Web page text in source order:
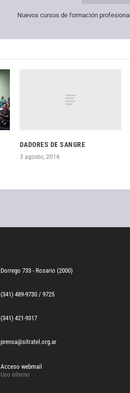
Nuevos cursos de formación profesional
DADORES DE SANGRE
3 agosto, 2016
Dorrego 733 - Rosario (2000)
(341) 489-9730 / 9725
(341) 421-9317
prensa@sitratel.org.ar
Acceso webmail
Uso interno